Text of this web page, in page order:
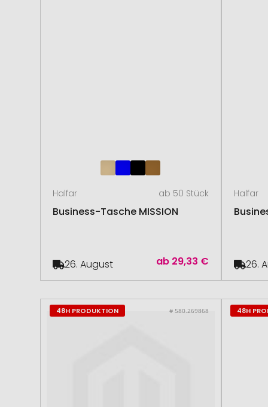
Halfar ab 50 Stück
Business-Tasche MISSION
ab 29,33 €
26. August
Halfar
26.
48H PRODUKTION # 580.269868 48H